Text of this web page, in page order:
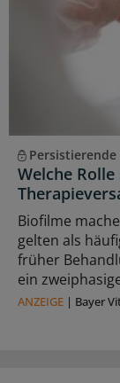
Welche
Biofilme
gelten als
früher
ein
ANZEIGE | Bayer